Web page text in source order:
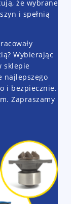
że wybrane
i spełnią
Wybierając
sklepie
najlepszego
i bezpiecznie.
Zapraszamy